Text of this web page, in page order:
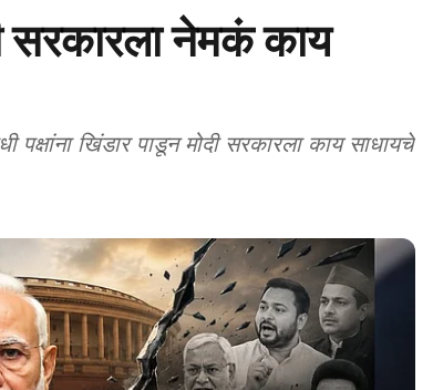
सरकारला नेमकं काय
खिंडार पाडून मोदी सरकारला काय साधायचे